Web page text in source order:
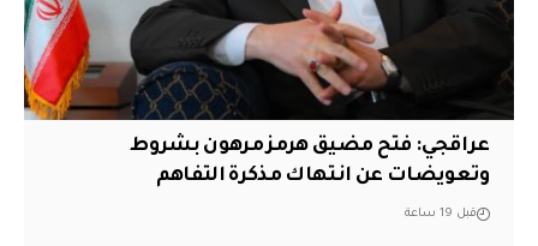
عراقجي: فتح مضيق هرمز مرهون بشروط
وتعويضات عن انتهاك مذكرة التفاهم
قبل 19 ساعة